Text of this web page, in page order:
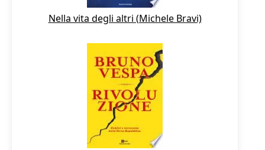
Nella vita degli altri (Michele Bravi)